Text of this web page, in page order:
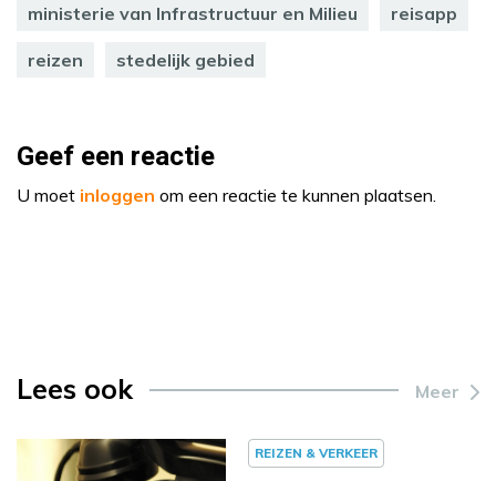
ministerie van Infrastructuur en Milieu reisapp
reizen stedelijk gebied
Geef een reactie
U moet inloggen om een reactie te kunnen plaatsen.
Lees ook Meer
REIZEN & VERKEER